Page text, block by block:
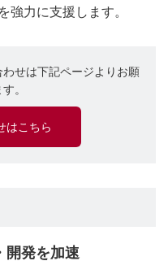
強力に支援します。
せは下記ページよりお願
。
はこちら
開発を加速